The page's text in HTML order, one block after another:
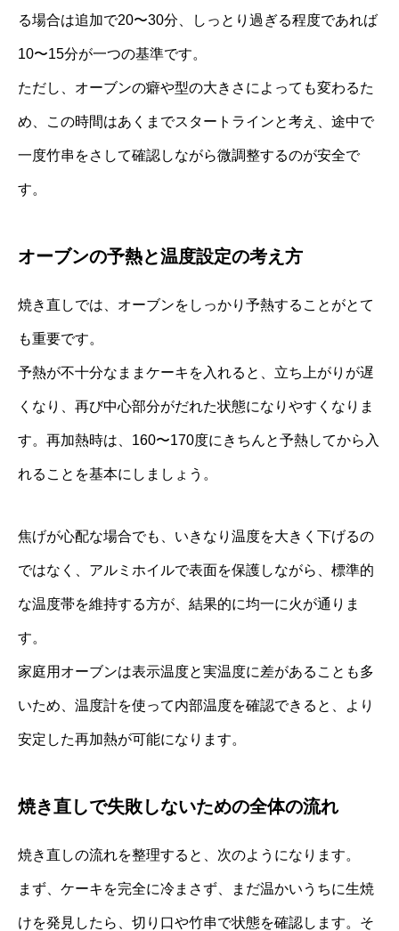
る場合は追加で20〜30分、しっとり過ぎる程度であれば
10〜15分が一つの基準です。
ただし、オーブンの癖や型の大きさによっても変わるた
め、この時間はあくまでスタートラインと考え、途中で
一度竹串をさして確認しながら微調整するのが安全で
す。
オーブンの予熱と温度設定の考え方
焼き直しでは、オーブンをしっかり予熱することがとて
も重要です。
予熱が不十分なままケーキを入れると、立ち上がりが遅
くなり、再び中心部分がだれた状態になりやすくなりま
す。再加熱時は、160〜170度にきちんと予熱してから入
れることを基本にしましょう。
焦げが心配な場合でも、いきなり温度を大きく下げるの
ではなく、アルミホイルで表面を保護しながら、標準的
な温度帯を維持する方が、結果的に均一に火が通りま
す。
家庭用オーブンは表示温度と実温度に差があることも多
いため、温度計を使って内部温度を確認できると、より
安定した再加熱が可能になります。
焼き直しで失敗しないための全体の流れ
焼き直しの流れを整理すると、次のようになります。
まず、ケーキを完全に冷まさず、まだ温かいうちに生焼
けを発見したら、切り口や竹串で状態を確認します。そ